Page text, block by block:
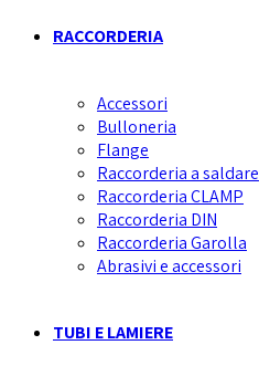
RACCORDERIA
Accessori
Bulloneria
Flange
Raccorderia a saldare
Raccorderia CLAMP
Raccorderia DIN
Raccorderia Garolla
Abrasivi e accessori
TUBI E LAMIERE